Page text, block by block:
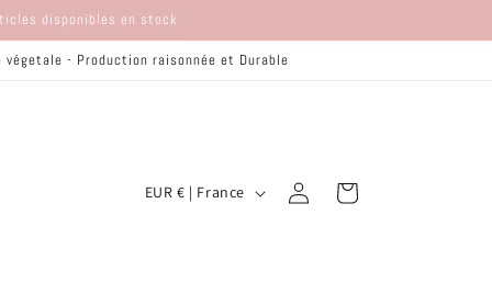
disponibles en stock
- Production raisonnée et Durable
EUR € | France Connexion Panier